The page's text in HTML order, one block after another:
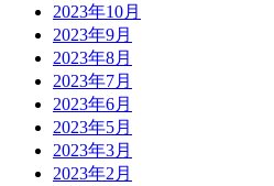
2023年10月
2023年9月
2023年8月
2023年7月
2023年6月
2023年5月
2023年3月
2023年2月